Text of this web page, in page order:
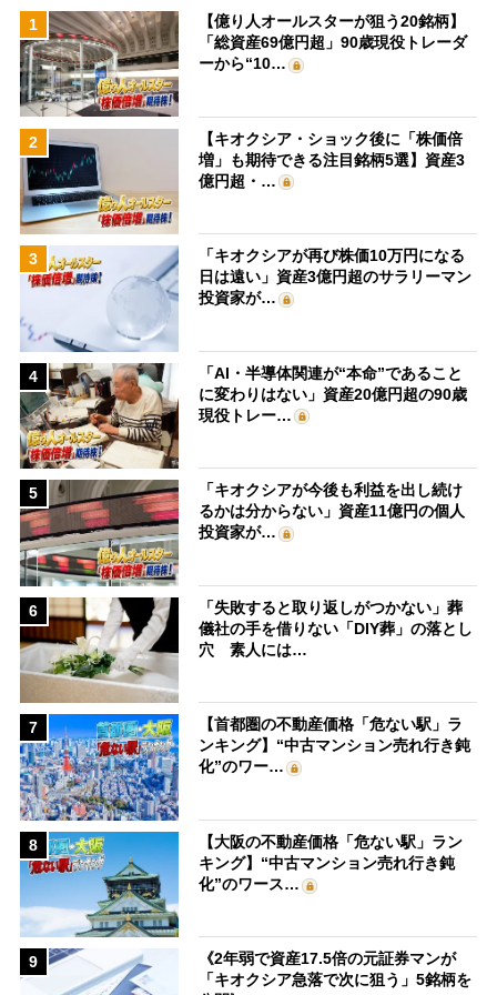
1
【億り人オールスターが狙う20銘柄】
「総資産69億円超」90歳現役トレーダ
ーから“10…
2
【キオクシア・ショック後に「株価倍
増」も期待できる注目銘柄5選】資産3
億円超・…
3
「キオクシアが再び株価10万円になる
日は遠い」資産3億円超のサラリーマン
投資家が…
4
「AI・半導体関連が“本命”であること
に変わりはない」資産20億円超の90歳
現役トレー…
5
「キオクシアが今後も利益を出し続け
るかは分からない」資産11億円の個人
投資家が…
6
「失敗すると取り返しがつかない」葬
儀社の手を借りない「DIY葬」の落とし
穴 素人には…
7
【首都圏の不動産価格「危ない駅」ラ
ンキング】“中古マンション売れ行き鈍
化”のワー…
8
【大阪の不動産価格「危ない駅」ラン
キング】“中古マンション売れ行き鈍
化”のワース…
9
《2年弱で資産17.5倍の元証券マンが
「キオクシア急落で次に狙う」5銘柄を